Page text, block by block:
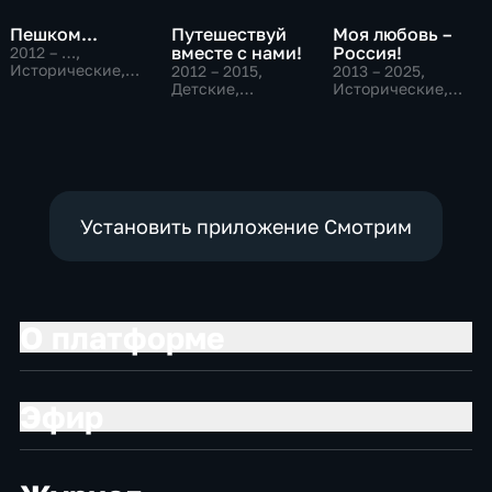
Пешком...
2012 – …,
Исторические,
Путешествуй
вместе с нами!
2012 – 2015,
Детские,
Моя любовь –
Россия!
2013 – 2025,
Исторические,
Установить приложение Смотрим